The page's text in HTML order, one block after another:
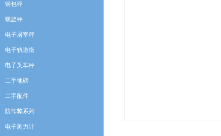
钢包秤
螺旋秤
电子屠宰秤
电子轨道衡
电子叉车秤
二手地磅
二手配件
防作弊系列
电子测力计